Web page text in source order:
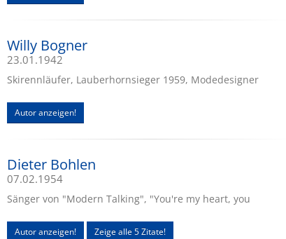
Willy Bogner
23.01.1942
Skirennläufer, Lauberhornsieger 1959, Modedesigner
Autor anzeigen!
Dieter Bohlen
07.02.1954
Sänger von "Modern Talking", "You're my heart, you
Autor anzeigen! Zeige alle 5 Zitate!